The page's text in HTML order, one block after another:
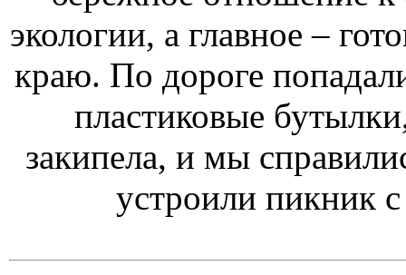
экологии, а главное –
краю. По дороге
пластиковые
закипела, и мы
устроили пикник